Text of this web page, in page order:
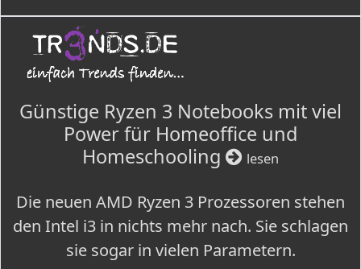
Günstige Ryzen 3 Notebooks mit viel
Power für Homeoffice und
Homeschooling
lesen
Die neuen AMD Ryzen 3 Prozessoren stehen
den Intel i3 in nichts mehr nach. Sie schlagen
sie sogar in vielen Parametern.